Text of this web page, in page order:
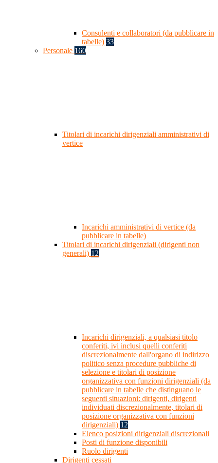
Consulenti e collaboratori (da pubblicare in
tabelle) 33
Personale 160
Titolari di incarichi dirigenziali amministrativi di
vertice
Incarichi amministrativi di vertice (da
pubblicare in tabelle)
Titolari di incarichi dirigenziali (dirigenti non
generali) 12
Incarichi dirigenziali, a qualsiasi titolo
conferiti, ivi inclusi quelli conferiti
discrezionalmente dall'organo di indirizzo
politico senza procedure pubbliche di
selezione e titolari di posizione
organizzativa con funzioni dirigenziali (da
pubblicare in tabelle che distinguano le
seguenti situazioni: dirigenti, dirigenti
individuati discrezionalmente, titolari di
posizione organizzativa con funzioni
dirigenziali) 12
Elenco posizioni dirigenziali discrezionali
Posti di funzione disponibili
Ruolo dirigenti
Dirigenti cessati